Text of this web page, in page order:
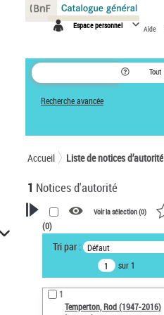
Espace personnel Aide
Tout
Recherche avancée
Accueil Liste de notices d’autorité
1 Notices d'autorité
VOTRE RECHERCHE
Recherche avancée dans les
notices d’autorité
Œuvres liées à l'auteur :
Temperton, Rod (1947-2016)
Voir la sélection (0)
(0)
Tri par : Défaut
sur 1
1
Temperton, Rod (1947-2016)
Panneau de gestion des cookies